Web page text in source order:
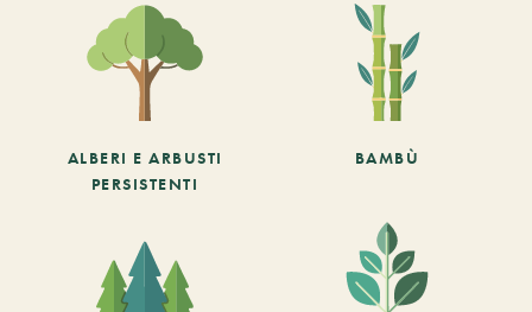
ALBERI E ARBUSTI
PERSISTENTI
BAMBÙ